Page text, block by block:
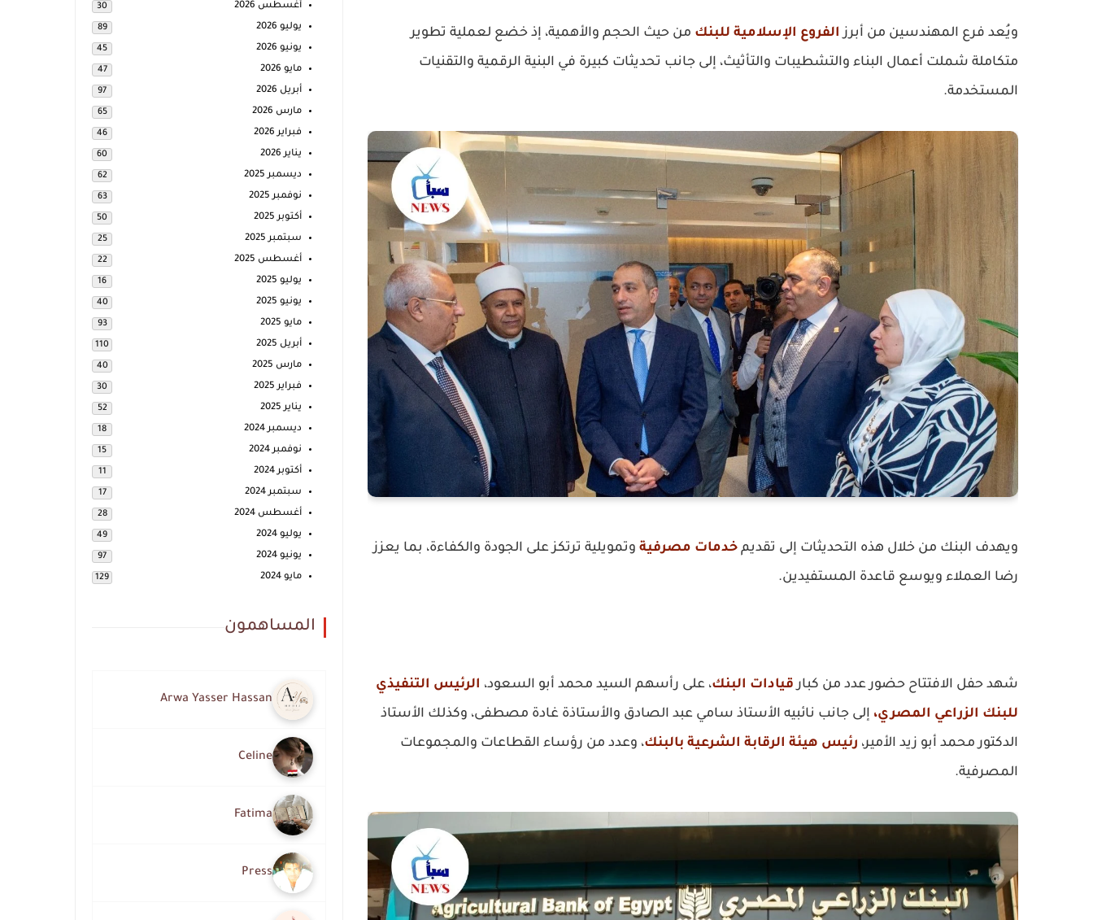
ويُعد فرع المهندسين من أبرز الفروع الإسلامية للبنك من حيث الحجم والأهمية، إذ خضع لعملية تطوير
متكاملة شملت أعمال البناء والتشطيبات والتأثيث، إلى جانب تحديثات كبيرة في البنية الرقمية والتقنيات
المستخدمة.
ويهدف البنك من خلال هذه التحديثات إلى تقديم خدمات مصرفية وتمويلية ترتكز على الجودة والكفاءة، بما يعزز
رضا العملاء ويوسع قاعدة المستفيدين.
شهد حفل الافتتاح حضور عدد من كبارقيادات البنك، على رأسهم السيد محمد أبو السعود، الرئيس التنفيذي
للبنك الزراعي المصري، إلى جانب نائبيه الأستاذ سامي عبد الصادق والأستاذة غادة مصطفى، وكذلك الأستاذ
الدكتور محمد أبو زيد الأمير، رئيس هيئة الرقابة الشرعية بالبنك، وعدد من رؤساء القطاعات والمجموعات
المصرفية.
أغسطس 2026 30
يوليو 2026 89
يونيو 2026 45
مايو 2026 47
أبريل 2026 97
مارس 2026 65
فبراير 2026 46
يناير 2026 60
ديسمبر 2025 62
نوفمبر 2025 63
أكتوبر 2025 50
سبتمبر 2025 25
أغسطس 2025 22
يوليو 2025 16
يونيو 2025 40
مايو 2025 93
أبريل 2025 110
مارس 2025 40
فبراير 2025 30
يناير 2025 52
ديسمبر 2024 18
نوفمبر 2024 15
أكتوبر 2024 11
سبتمبر 2024 17
أغسطس 2024 28
يوليو 2024 49
يونيو 2024 97
مايو 2024 129
المساهمون
Arwa Yasser Hassan
Celine
Fatima
Press